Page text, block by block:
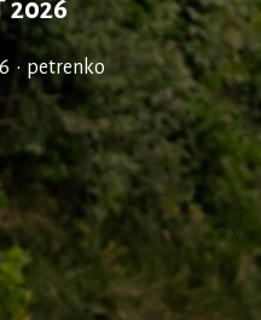
2026
• petrenko